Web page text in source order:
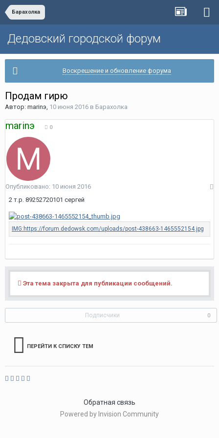
Барахолка
Дедовский городской форум
Воскрешение и обновление форума
Продам гирю
Автор: marinэ, 10 июня 2016 в Барахолка
marinэ 0
Опубликовано: 10 июня 2016
2 т.р. 89252720101 сергей
Эта тема закрыта для публикации сообщений.
Подписчики 0
ПЕРЕЙТИ К СПИСКУ ТЕМ
Обратная связь
Powered by Invision Community